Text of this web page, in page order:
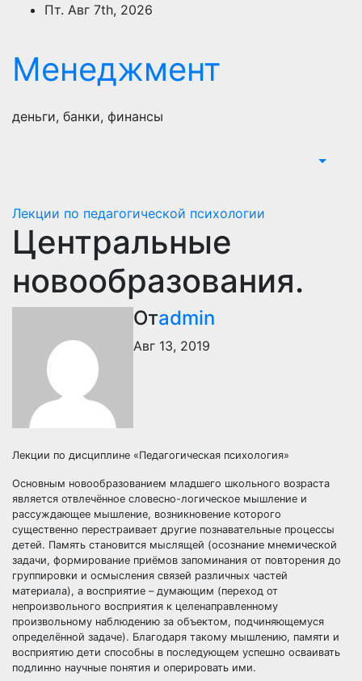
ПерейтиПт. Авг 7th, 2026
Менеджмент
деньги, банки, финансы
Лекции по педагогической психологии
Центральные
новообразования.
Отadmin
Авг 13, 2019
Лекции по дисциплине «Педагогическая психология»
Основным новообразованием младшего школьного возраста
является отвлечённое словесно-логическое мышление и
рассуждающее мышление, возникновение которого
существенно перестраивает другие познавательные процессы
детей. Память становится мыслящей (осознание мнемической
задачи, формирование приёмов запоминания от повторения до
группировки и осмысления связей различных частей
материала), а восприятие – думающим (переход от
непроизвольного восприятия к целенаправленному
произвольному наблюдению за объектом, подчиняющемуся
определённой задаче). Благодаря такому мышлению, памяти и
восприятию дети способны в последующем успешно осваивать
подлинно научные понятия и оперировать ими.